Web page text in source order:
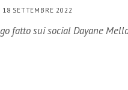
18 SETTEMBRE 2022
fatto sui social Dayane